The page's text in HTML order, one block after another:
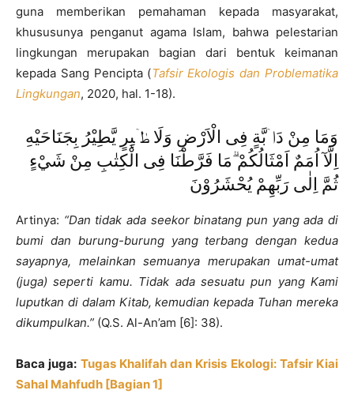
guna memberikan pemahaman kepada masyarakat,
khususunya penganut agama Islam, bahwa pelestarian
lingkungan merupakan bagian dari bentuk keimanan
kepada Sang Pencipta (Tafsir Ekologis dan Problematika
Lingkungan, 2020, hal. 1-18).
وَمَا مِنْ دَاۤبَّةٍ فِى الْاَرْضِ وَلَا طٰۤىِٕرٍ يَّطِيْرُ بِجَنَاحَيْهِ
اِلَّآ اُمَمٌ اَمْثَالُكُمْ ۗمَا فَرَّطْنَا فِى الْكِتٰبِ مِنْ شَيْءٍ
ثُمَّ اِلٰى رَبِّهِمْ يُحْشَرُوْنَ
Artinya: “Dan tidak ada seekor binatang pun yang ada di
bumi dan burung-burung yang terbang dengan kedua
sayapnya, melainkan semuanya merupakan umat-umat
(juga) seperti kamu. Tidak ada sesuatu pun yang Kami
luputkan di dalam Kitab, kemudian kepada Tuhan mereka
dikumpulkan.” (Q.S. Al-An’am [6]: 38).
Baca juga: Tugas Khalifah dan Krisis Ekologi: Tafsir Kiai
Sahal Mahfudh [Bagian 1]